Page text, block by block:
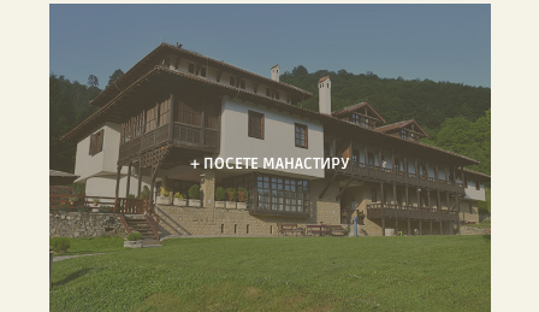
+ ПОСЕТЕ МАНАСТИРУ